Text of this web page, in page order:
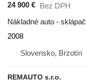
24 900 € Bez DPH
Nákladné auto - sklápač
2008
Slovensko, Brzotín
REMAUTO s.r.o.